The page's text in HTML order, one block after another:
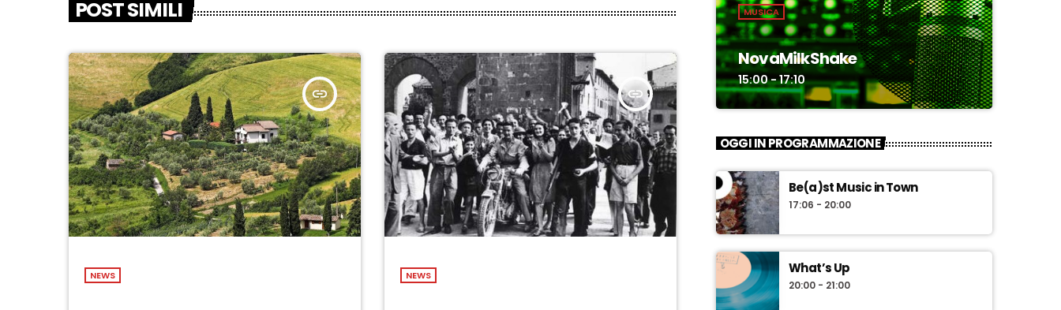
POST SIMILI
insert_link
NEWS
insert_link
NEWS
MUSICA
NovaMilkShake
15:00 - 17:10
OGGI IN PROGRAMMAZIONE
Be(a)st Music in Town
17:06 - 20:00
What’s Up
20:00 - 21:00